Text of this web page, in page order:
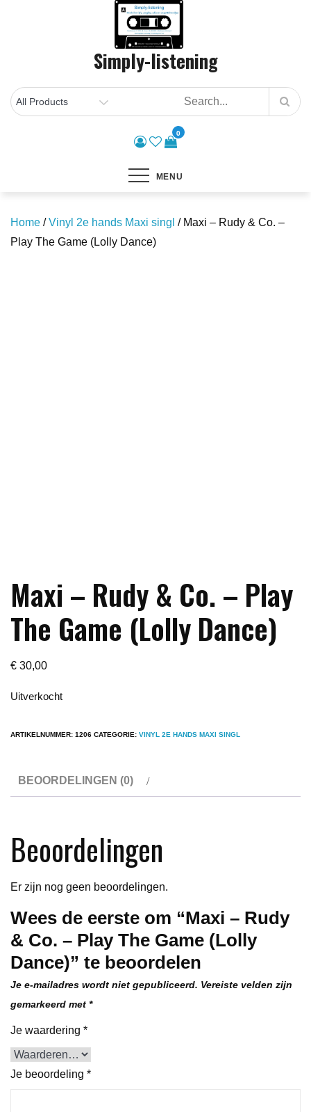
Simply-listening
0
MENU
Home /Vinyl 2e hands Maxi singl / Maxi – Rudy & Co. –
Play The Game (Lolly Dance)
Maxi – Rudy & Co. – Play
The Game (Lolly Dance)
€ 30,00
Uitverkocht
ARTIKELNUMMER: 1206 CATEGORIE: VINYL 2E HANDS MAXI SINGL
BEOORDELINGEN (0)
Beoordelingen
Er zijn nog geen beoordelingen.
Wees de eerste om “Maxi – Rudy
& Co. – Play The Game (Lolly
Dance)” te beoordelen
Je e-mailadres wordt niet gepubliceerd. Vereiste velden zijn
gemarkeerd met *
Je waardering *
Je beoordeling *